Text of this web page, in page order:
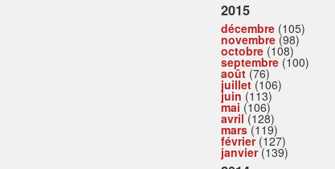
2015
décembre (105)
novembre (98)
octobre (108)
septembre (100)
août (76)
juillet(106)
juin (113)
mai (106)
avril(128)
mars(119)
février(127)
janvier(139)